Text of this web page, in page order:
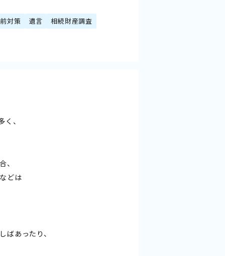
対策 遺言 相続財産調査
、
、
どは
あったり、